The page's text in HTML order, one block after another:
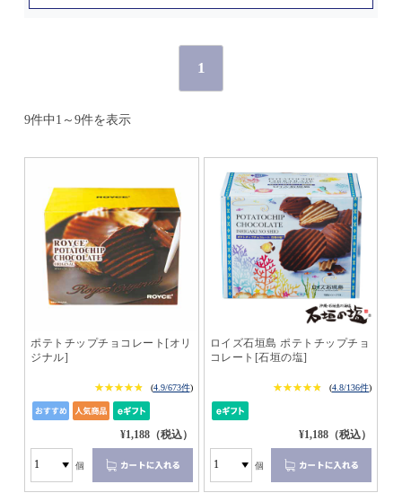
1
9件中1～9件を表示
ポテトチップチョコレート[オリ
ジナル]
★★★★★
★★★★★ (4.9/673件)
¥1,188（税込）
個
ロイズ石垣島 ポテトチップチョ
コレート[石垣の塩]
★★★★★
★★★★★ (4.8/136件)
¥1,188（税込）
個